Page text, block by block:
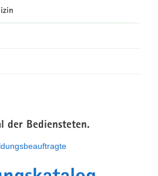
der Bediensteten.